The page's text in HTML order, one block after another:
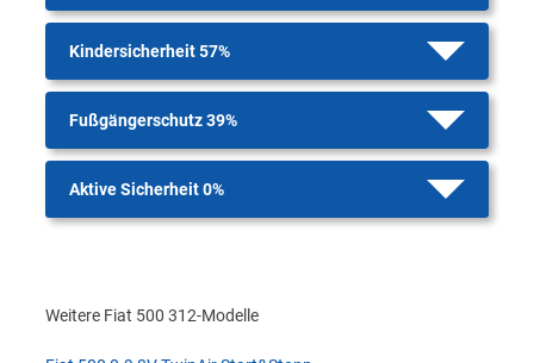
Kindersicherheit 57%
Fußgängerschutz 39%
Aktive Sicherheit 0%
Weitere Fiat 500 312-Modelle